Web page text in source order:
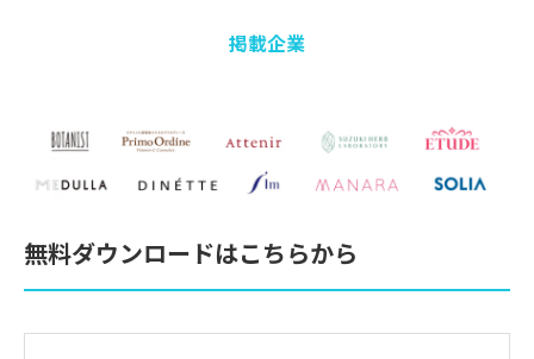
掲載企業
無料ダウンロードはこちらから